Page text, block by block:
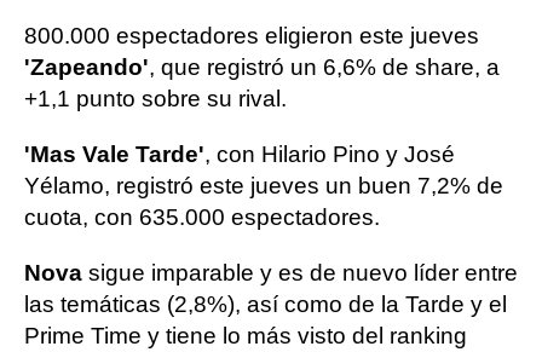
800.000 espectadores eligieron este jueves
'Zapeando', que registró un 6,6% de share, a
+1,1 punto sobre su rival.
'Mas Vale Tarde', con Hilario Pino y José
Yélamo, registró este jueves un buen 7,2% de
cuota, con 635.000 espectadores.
Nova sigue imparable y es de nuevo líder entre
las temáticas (2,8%), así como de la Tarde y el
Prime Time y tiene lo más visto del ranking